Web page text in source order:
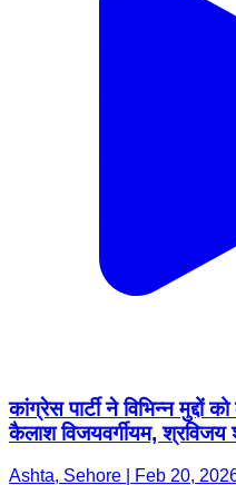
कांग्रेस पार्टी ने विभिन्न मुद्दों
कैलाश विजयवर्गीयम, श्रविजय
Ashta, Sehore | Feb 20,